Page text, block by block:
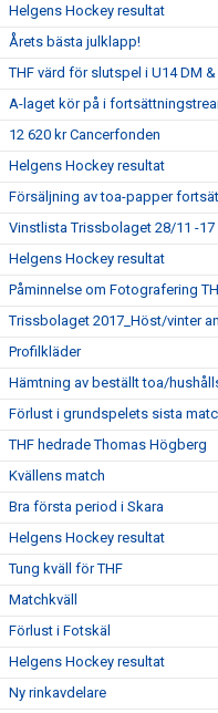
Helgens Hockey resultat
Årets bästa julklapp!
THF värd för slutspel i U14 DM &
A-laget kör på i
12 620 kr Cancerfonden
Helgens Hockey resultat
Försäljning av toa-papper
Vinstlista Trissbolaget 28/11 -17
Helgens Hockey resultat
Påminnelse om Fotografering
Trissbolaget 2017_Höst/vinter
Profilkläder
Hämtning av beställt toa/
Förlust i grundspelets sista
THF hedrade Thomas Högberg
Kvällens match
Bra första period i Skara
Helgens Hockey resultat
Tung kväll för THF
Matchkväll
Förlust i Fotskäl
Helgens Hockey resultat
Ny rinkavdelare